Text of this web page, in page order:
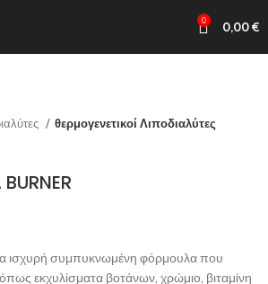
0 0,00€
θερμογενετικοί Λιποδιαλύτες
ισχυρή συμπυκνωμένη φόρμουλα που
εκχυλίσματα βοτάνων, χρώμιο, βιταμίνη